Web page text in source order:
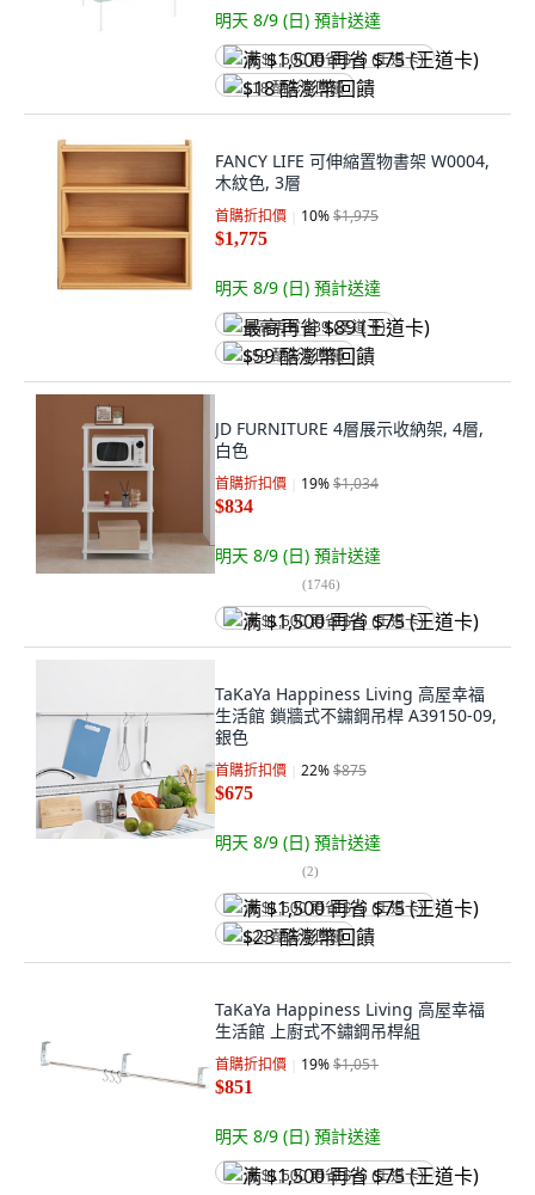
明天 8/9 (日) 預計送達
满 $1,500 再省 $75 (王道卡)
$18 酷澎幣回饋
FANCY LIFE 可伸縮置物書架 W0004,
木紋色, 3層
首購折扣價 10%$1,975
$1,775
明天 8/9 (日) 預計送達
最高再省 $89 (王道卡)
$59 酷澎幣回饋
JD FURNITURE 4層展示收納架, 4層,
白色
首購折扣價 19%$1,034
$834
明天 8/9 (日) 預計送達
(1746)
满 $1,500 再省 $75 (王道卡)
TaKaYa Happiness Living 高屋幸福
生活館 鎖牆式不鏽鋼吊桿 A39150-09,
銀色
首購折扣價 22%$875
$675
明天 8/9 (日) 預計送達
(2)
满 $1,500 再省 $75 (王道卡)
$23 酷澎幣回饋
TaKaYa Happiness Living 高屋幸福
生活館 上廚式不鏽鋼吊桿組
首購折扣價 19%$1,051
$851
明天 8/9 (日) 預計送達
满 $1,500 再省 $75 (王道卡)